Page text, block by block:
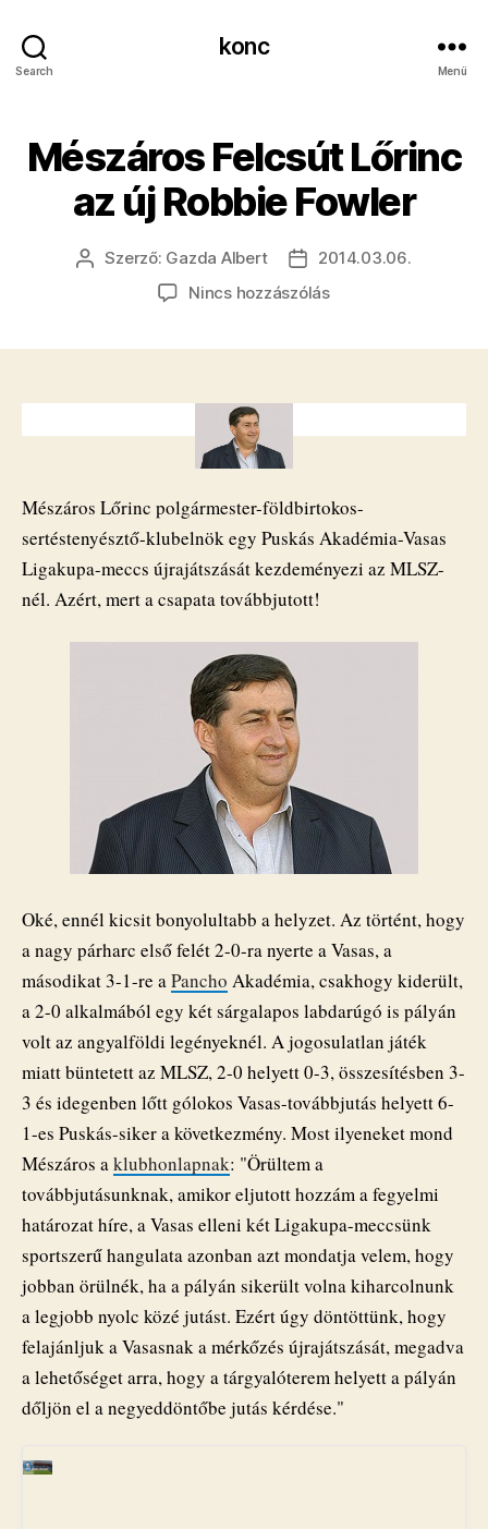
Search
konc
Menü
Mészáros Felcsút Lőrinc
az új Robbie Fowler
Bejegyzés
Szerző: Gazda Albert
Bejegyzés
dátuma
2014.03.06.
Nincs hozzászólása(z)
Robbie
Mészáros Lőrinc polgármester-földbirtokos-
sertéstenyésztő-klubelnök egy Puskás Akadémia-Vasas
Ligakupa-meccs újrajátszását kezdeményezi az MLSZ-
nél. Azért, mert a csapata továbbjutott!
Oké, ennél kicsit bonyolultabb a helyzet. Az történt, hogy
a nagy párharc első felét 2-0-ra nyerte a Vasas, a
másodikat 3-1-re aPancho Akadémia, csakhogy kiderült,
a 2-0 alkalmából egy két sárgalapos labdarúgó is pályán
volt az angyalföldi legényeknél. A jogosulatlan játék
miatt büntetett az MLSZ, 2-0 helyett 0-3, összesítésben 3-
3 és idegenben lőtt gólokos Vasas-továbbjutás helyett 6-
1-es Puskás-siker a következmény. Most ilyeneket mond
Mészáros aklubhonlapnak: "Örültem a
továbbjutásunknak, amikor eljutott hozzám a fegyelmi
határozat híre, a Vasas elleni két Ligakupa-meccsünk
sportszerű hangulata azonban azt mondatja velem, hogy
jobban örülnék, ha a pályán sikerült volna kiharcolnunk
a legjobb nyolc közé jutást. Ezért úgy döntöttünk, hogy
felajánljuk a Vasasnak a mérkőzés újrajátszását, megadva
a lehetőséget arra, hogy a tárgyalóterem helyett a pályán
dőljön el a negyeddöntőbe jutás kérdése."